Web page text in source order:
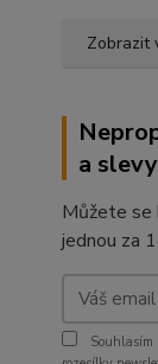
Zobrazit
a
Můžete se
jednou za
Souhlasím